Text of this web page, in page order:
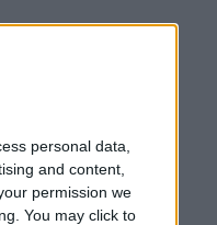
personal data,
and content,
permission we
You may click to